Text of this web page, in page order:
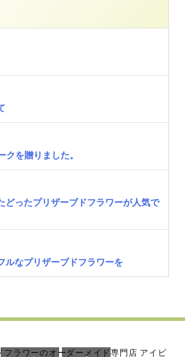
を贈りました。
どったプリザーブドフラワーが人気で
ルなプリザーブドフラワーを
フラワーのオーダーメイド専門店 アイビ